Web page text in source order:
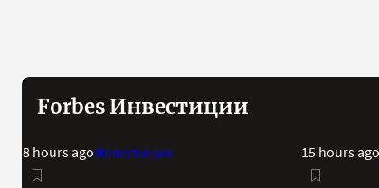
Forbes Инвестиции
8 hours agoИнвестиции 15 hours ago